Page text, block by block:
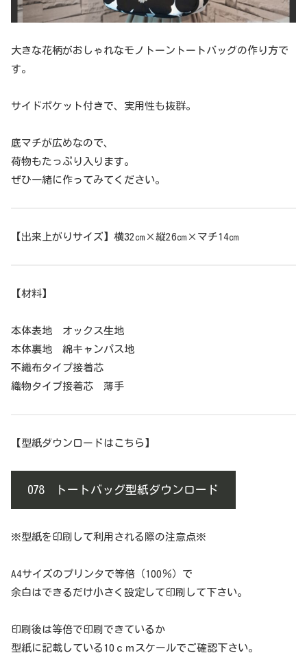
大きな花柄がおしゃれなモノトーントートバッグの作り方で
す。
サイドポケット付きで、実用性も抜群。
底マチが広めなので、
荷物もたっぷり入ります。
ぜひ一緒に作ってみてください。
【出来上がりサイズ】横32㎝×縦26㎝×マチ14㎝
【材料】
本体表地 オックス生地
本体裏地 綿キャンパス地
不織布タイプ接着芯
織物タイプ接着芯 薄手
【型紙ダウンロードはこちら】
078 トートバッグ型紙ダウンロード
※型紙を印刷して利用される際の注意点※
A4サイズのプリンタで等倍（100％）で
余白はできるだけ小さく設定して印刷して下さい。
印刷後は等倍で印刷できているか
型紙に記載している10ｃｍスケールでご確認下さい。